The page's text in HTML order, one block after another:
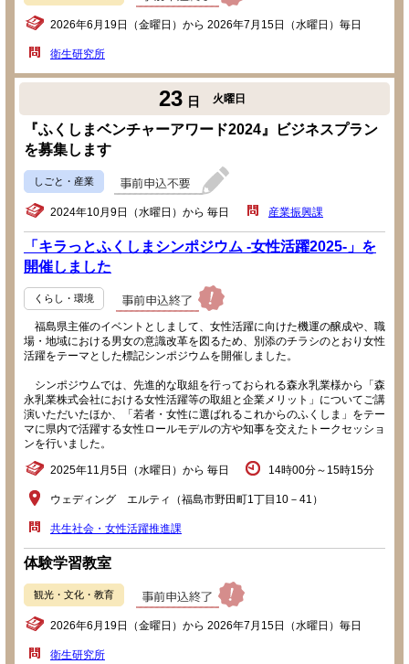
2026年6月19日（金曜日）から 2026年7月15日（水曜日）毎日
衛生研究所
23 日 火曜日
『ふくしまベンチャーアワード2024』ビジネスプラン
を募集します
しごと・産業
2024年10月9日（水曜日）から 毎日 産業振興課
「キラっとふくしまシンポジウム -女性活躍2025-」を
開催しました
くらし・環境
福島県主催のイベントとしまして、女性活躍に向けた機運の醸成や、職
場・地域における男女の意識改革を図るため、別添のチラシのとおり女性
活躍をテーマとした標記シンポジウムを開催しました。
シンポジウムでは、先進的な取組を行っておられる森永乳業様から「森
永乳業株式会社における女性活躍等の取組と企業メリット」についてご講
演いただいたほか、「若者・女性に選ばれるこれからのふくしま」をテー
マに県内で活躍する女性ロールモデルの方や知事を交えたトークセッショ
ンを行いました。
2025年11月5日（水曜日）から 毎日 14時00分～15時15分
ウェディング エルティ（福島市野田町1丁目10－41）
共生社会・女性活躍推進課
体験学習教室
観光・文化・教育
2026年6月19日（金曜日）から 2026年7月15日（水曜日）毎日
衛生研究所